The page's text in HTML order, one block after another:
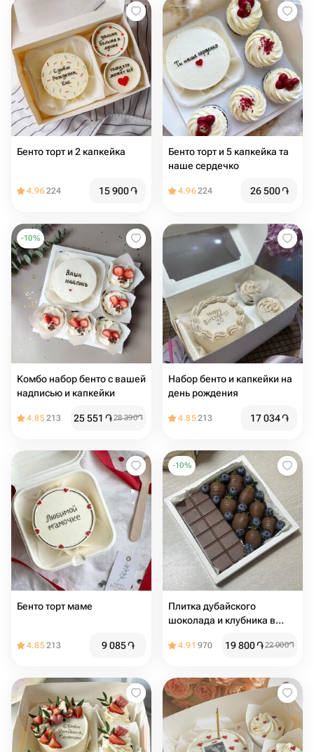
Бенто торт и 2 капкейка
4.96224 15 900֏
Бенто торт и 5 капкейка та
наше сердечко
4.96224 26 500֏
-10%
Комбо набор бенто с вашей
надписью и капкейки
4.85213 25 551 ֏28 390֏
Набор бенто и капкейки на
день рождения
4.85213 17 034֏
Бенто торт маме
4.85213 9 085֏
-10%
Плитка дубайского
шоколада и клубника в
4.91 970 19 800֏22 000֏